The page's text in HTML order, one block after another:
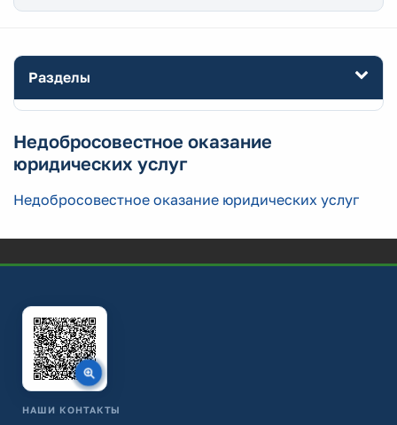
Разделы
Недобросовестное оказание
юридических услуг
Недобросовестное оказание юридических услуг
НАШИ КОНТАКТЫ